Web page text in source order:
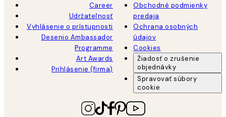
Career
Udržateľnosť
Vyhlásenie o prístupnosti
Desenio Ambassador
Programme
Art Awards
Prihlásenie (firma)
Obchodné podmienky
predaja
Ochrana osobných
údajov
Cookies
Žiadosť o zrušenie
objednávky
Spravovať súbory
cookie